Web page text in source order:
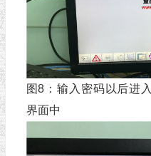
图8：输入密码以后进
界面中